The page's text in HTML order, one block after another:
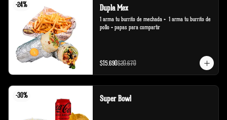
-24% Dupla Mex
1 arma tu burrito de mechada +  1 arma tu burrito de
pollo + papas para compartir
$15.690$20.670
-30% Super Bowl